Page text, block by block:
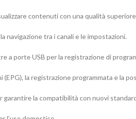
contenuti con una qualità
tra i canali e le impostazioni.
porte USB per la registrazione di
la registrazione programmata e la
la compatibilità con nuovi